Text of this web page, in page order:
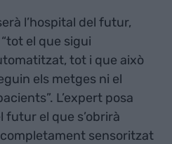
l’hospital del futur,
el que sigui
tot i que això
els metges ni el
L’expert posa
futur el que s’obrirà
sensoritzat